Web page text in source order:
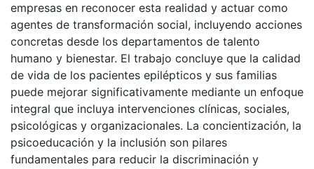
empresas en reconocer esta realidad y actuar como
agentes de transformación social, incluyendo acciones
concretas desde los departamentos de talento
humano y bienestar. El trabajo concluye que la calidad
de vida de los pacientes epilépticos y sus familias
puede mejorar significativamente mediante un enfoque
integral que incluya intervenciones clínicas, sociales,
psicológicas y organizacionales. La concientización, la
psicoeducación y la inclusión son pilares
fundamentales para reducir la discriminación y